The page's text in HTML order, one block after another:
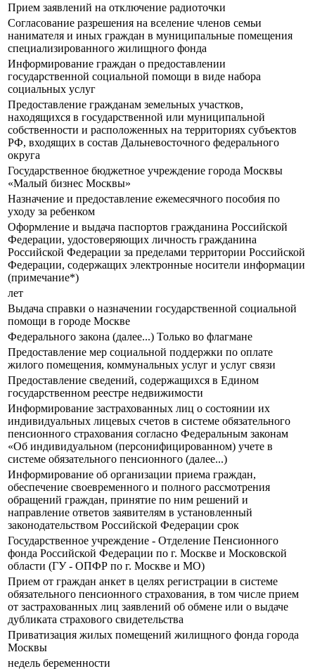
Прием заявлений на отключение радиоточки
Согласование разрешения на вселение членов семьи
нанимателя и иных граждан в муниципальные помещения
специализированного жилищного фонда
Информирование граждан о предоставлении
государственной социальной помощи в виде набора
социальных услуг
Предоставление гражданам земельных участков,
находящихся в государственной или муниципальной
собственности и расположенных на территориях субъектов
РФ, входящих в состав Дальневосточного федерального
округа
Государственное бюджетное учреждение города Москвы
«Малый бизнес Москвы»
Назначение и предоставление ежемесячного пособия по
уходу за ребенком
Оформление и выдача паспортов гражданина Российской
Федерации, удостоверяющих личность гражданина
Российской Федерации за пределами территории Российской
Федерации, содержащих электронные носители информации
(примечание*)
лет
Выдача справки о назначении государственной социальной
помощи в городе Москве
Федерального закона (далее...) Только во флагмане
Предоставление мер социальной поддержки по оплате
жилого помещения, коммунальных услуг и услуг связи
Предоставление сведений, содержащихся в Едином
государственном реестре недвижимости
Информирование застрахованных лиц о состоянии их
индивидуальных лицевых счетов в системе обязательного
пенсионного страхования согласно Федеральным законам
«Об индивидуальном (персонифицированном) учете в
системе обязательного пенсионного (далее...)
Информирование об организации приема граждан,
обеспечение своевременного и полного рассмотрения
обращений граждан, принятие по ним решений и
направление ответов заявителям в установленный
законодательством Российской Федерации срок
Государственное учреждение - Отделение Пенсионного
фонда Российской Федерации по г. Москве и Московской
области (ГУ - ОПФР по г. Москве и МО)
Прием от граждан анкет в целях регистрации в системе
обязательного пенсионного страхования, в том числе прием
от застрахованных лиц заявлений об обмене или о выдаче
дубликата страхового свидетельства
Приватизация жилых помещений жилищного фонда города
Москвы
недель беременности